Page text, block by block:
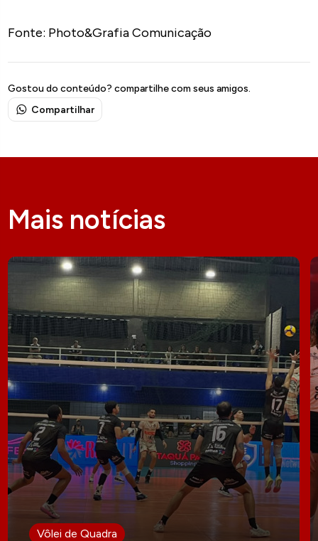
Fonte: Photo&Grafia Comunicação
Gostou do conteúdo? compartilhe com seus amigos.
Compartilhar
Mais notícias
Vôlei de Quadra